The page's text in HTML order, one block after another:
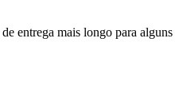
entrega mais longo para